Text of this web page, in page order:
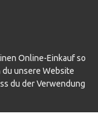
Online-Einkauf so
unsere Website
du der Verwendung